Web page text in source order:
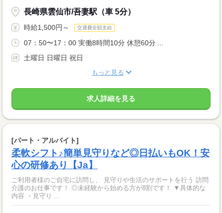
長崎県雲仙市/吾妻駅（車 5分）
時給1,500円～ 交通費全額支給
07：50〜17：00 実働8時間10分 休憩60分 ...
土曜日 日曜日 祝日
もっと見る
求人詳細を見る
[パート・アルバイト]
柔軟シフト♪簡単見守りなど◎日払いもOK！安
心の研修あり【Ja】
ご利用者様のご自宅に訪問し、 見守りや生活のサポートを行う 訪問
介護のお仕事です！ ◎未経験から始める方が8割です！ ▼具体的な
内容 ・見守り ...